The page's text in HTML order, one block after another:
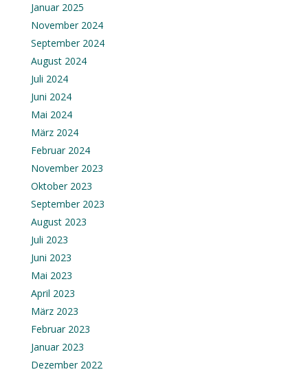
Januar 2025
November 2024
September 2024
August 2024
Juli 2024
Juni 2024
Mai 2024
März 2024
Februar 2024
November 2023
Oktober 2023
September 2023
August 2023
Juli 2023
Juni 2023
Mai 2023
April 2023
März 2023
Februar 2023
Januar 2023
Dezember 2022